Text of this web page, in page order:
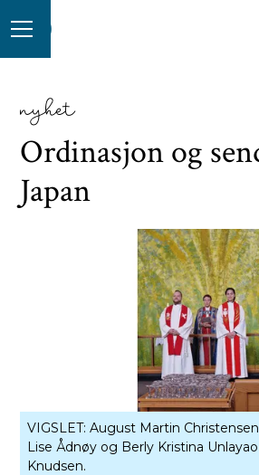
nyhet
Ordinasjon og
Japan
VIGSLET: August Martin
Lise Ådnøy og Berly Kristina
Knudsen.